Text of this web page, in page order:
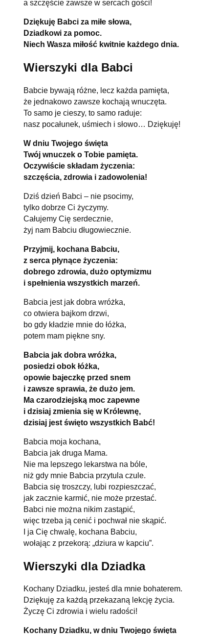
a szczęście zawsze w sercach gości!
Dziękuję Babci za miłe słowa,
Dziadkowi za pomoc.
Niech Wasza miłość kwitnie każdego dnia.
Wierszyki dla Babci
Babcie bywają różne, lecz każda pamięta,
że jednakowo zawsze kochają wnuczęta.
To samo je cieszy, to samo raduje:
nasz pocałunek, uśmiech i słowo… Dziękuję!
W dniu Twojego święta
Twój wnuczek o Tobie pamięta.
Oczywiście składam życzenia:
szczęścia, zdrowia i zadowolenia!
Dziś dzień Babci – nie psocimy,
tylko dobrze Ci życzymy.
Całujemy Cię serdecznie,
żyj nam Babciu długowiecznie.
Przyjmij, kochana Babciu,
z serca płynące życzenia:
dobrego zdrowia, dużo optymizmu
i spełnienia wszystkich marzeń.
Babcia jest jak dobra wróżka,
co otwiera bajkom drzwi,
bo gdy kładzie mnie do łóżka,
potem mam piękne sny.
Babcia jak dobra wróżka,
posiedzi obok łóżka,
opowie bajeczkę przed snem
i zawsze sprawia, że dużo jem.
Ma czarodziejską moc zapewne
i dzisiaj zmienia się w Królewnę,
dzisiaj jest święto wszystkich Babć!
Babcia moja kochana,
Babcia jak druga Mama.
Nie ma lepszego lekarstwa na bóle,
niż gdy mnie Babcia przytula czule.
Babcia się troszczy, lubi rozpieszczać,
jak zacznie karmić, nie może przestać.
Babci nie można nikim zastąpić,
więc trzeba ją cenić i pochwał nie skąpić.
I ja Cię chwalę, kochana Babciu,
wołając z przekorą: „dziura w kapciu”.
Wierszyki dla Dziadka
Kochany Dziadku, jesteś dla mnie bohaterem.
Dziękuję za każdą przekazaną lekcję życia.
Życzę Ci zdrowia i wielu radości!
Kochany Dziadku, w dniu Twojego święta